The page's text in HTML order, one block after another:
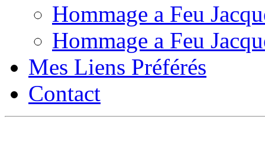
Hommage a Feu
Hommage a Feu
Mes Liens Préférés
Contact